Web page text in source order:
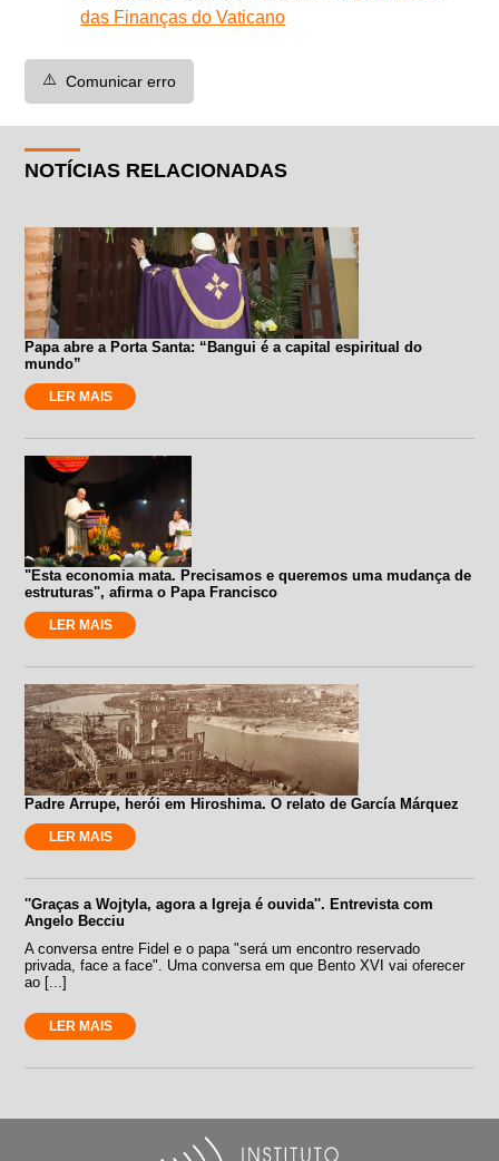
das Finanças do Vaticano
⚠️ Comunicar erro
NOTÍCIAS RELACIONADAS
Papa abre a Porta Santa: “Bangui é a capital espiritual do
mundo”
LER MAIS
"Esta economia mata. Precisamos e queremos uma mudança de
estruturas", afirma o Papa Francisco
LER MAIS
Padre Arrupe, herói em Hiroshima. O relato de García Márquez
LER MAIS
''Graças a Wojtyla, agora a Igreja é ouvida''. Entrevista com
Angelo Becciu
A conversa entre Fidel e o papa "será um encontro reservado
privada, face a face". Uma conversa em que Bento XVI vai oferecer
ao [...]
LER MAIS